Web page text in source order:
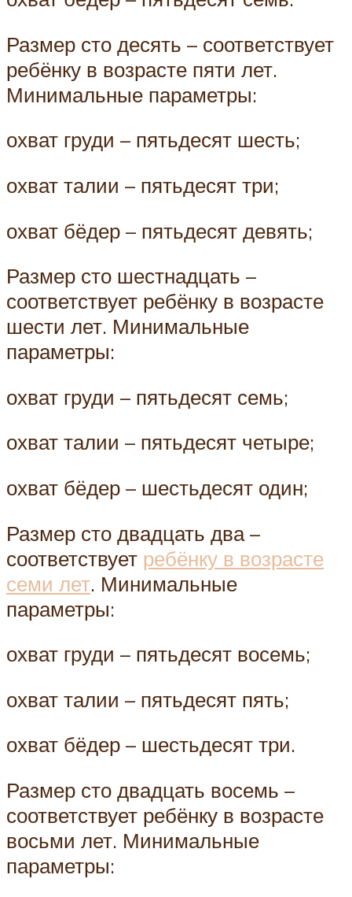
Размер сто десять – соответствует
ребёнку в возрасте пяти лет.
Минимальные параметры:
охват груди – пятьдесят шесть;
охват талии – пятьдесят три;
охват бёдер – пятьдесят девять;
Размер сто шестнадцать –
соответствует ребёнку в возрасте
шести лет. Минимальные
параметры:
охват груди – пятьдесят семь;
охват талии – пятьдесят четыре;
охват бёдер – шестьдесят один;
Размер сто двадцать два –
соответствует ребёнку в возрасте
семи лет. Минимальные
параметры:
охват груди – пятьдесят восемь;
охват талии – пятьдесят пять;
охват бёдер – шестьдесят три.
Размер сто двадцать восемь –
соответствует ребёнку в возрасте
восьми лет. Минимальные
параметры: